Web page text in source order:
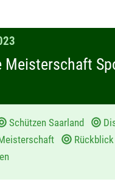
Meisterschaft
Schützen Saarland